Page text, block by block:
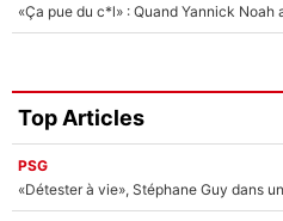
Top Articles
PSG
«Détester à vie», Stéphane Guy dans